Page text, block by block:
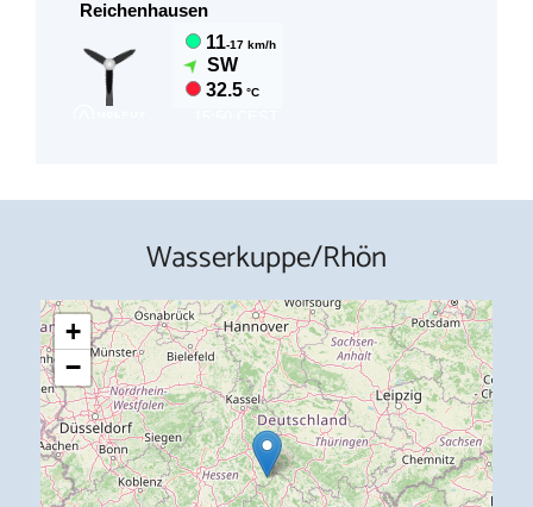
Wasserkuppe/Rhön
+
−